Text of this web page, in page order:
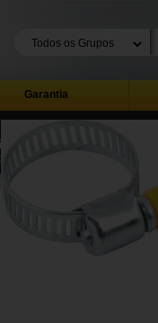
Garantia
Inicial
e acessórios para